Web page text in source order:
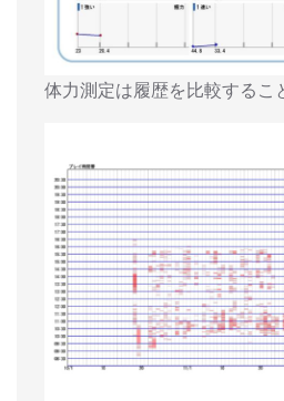
体力測定は履歴を比較するこ